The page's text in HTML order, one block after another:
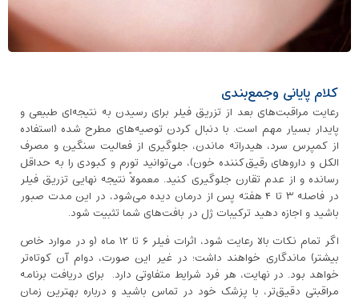
کلام پایانی وجمع‌بندی
رعایت مراقبت‌های بعد از تزریق فیلر برای رسیدن به نتیجه‌ای طبیعی و
پایدار بسیار مهم است. با دنبال کردن توصیه‌های مطرح‌ شده (استفاده
از کمپرس سرد، هیدراته ماندن، جلوگیری از فعالیت سنگین و مصرف
الکل و داروهای رقیق‌کننده خون)، می‌توانید تورم و کبودی را به حداقل
رسانده و از عدم تقارن جلوگیری کنید. معمولاً نتیجه نهایی تزریق فیلر
در فاصله ۳ تا ۴ هفته پس از درمان دیده می‌شود، در این مدت صبور
باشید و اجازه دهید ترکیبات ژل در بافت‌های شما تثبیت شود.
اگر تمام نکات بالا رعایت شود، اثرات فیلر ۶ تا ۱۲ ماه (و در موارد خاص
بیشتر) ماندگاری خواهند داشت؛ در غیر این صورت، دوام آن کوتاه‌تر
خواهد بود. در نهایت، هر فرد شرایط متفاوتی دارد. برای دریافت برنامه
مراقبتی دقیق‌تر، با پزشک خود در تماس باشید و درباره بهترین زمان